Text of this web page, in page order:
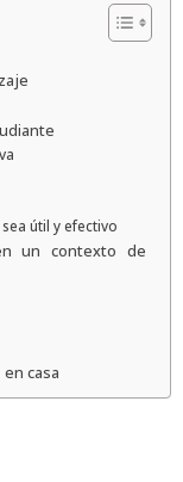
útil y efectivo
un contexto de
casa